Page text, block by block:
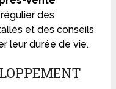
des
et des conseils
leur durée de vie.